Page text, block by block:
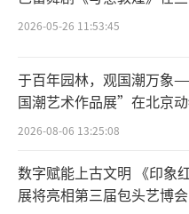
袍怪还原为奎木狼，
回到父母身边，不
的霸道魔王，曾是她
郎。
甜贾雨村望月梦
2026-05-26 11:53:45
于百年园林，观国潮万象—— “乾
国潮艺术作品展”在北京
机动展厅开展
2026-08-06 13:25:08
数字赋能上古文明 《印象
展将亮相第三届包头艺博会